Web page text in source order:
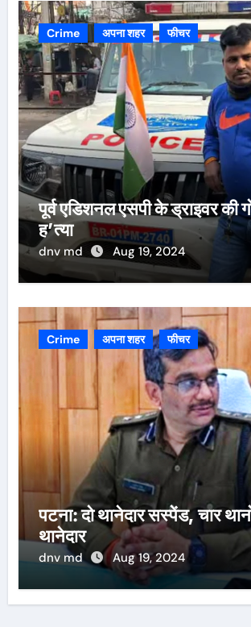
Crime अपना शहर फीचर
पूर्व एडिशनल एसपी के ड्राइवर की
ह’त्या
dnv md Aug 19, 2024
Crime अपना शहर फीचर
पटना: दो थानेदार सस्पेंड, चार
थानेदार
dnv md Aug 19, 2024